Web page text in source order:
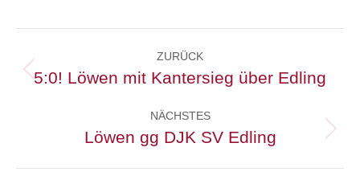
ZURÜCK
Vorheriger
5:0! Löwen mit Kantersieg über Edling
NÄCHSTES
Nächster
Löwen gg DJK SV Edling